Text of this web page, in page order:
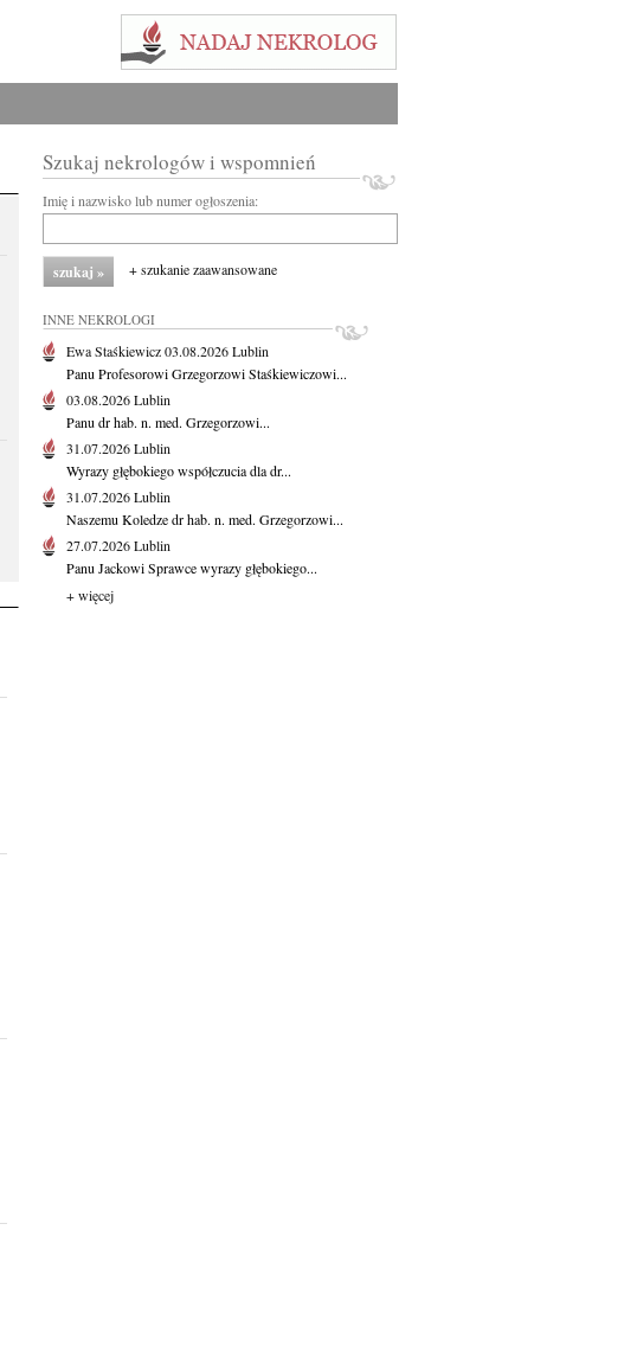
Szukaj nekrologów i wspomnień
Imię i nazwisko lub numer ogłoszenia:
+ szukanie zaawansowane
INNE NEKROLOGI
Ewa Staśkiewicz03.08.2026Lublin
Panu Profesorowi Grzegorzowi Staśkiewiczowi...
03.08.2026Lublin
Panu dr hab. n. med. Grzegorzowi...
31.07.2026Lublin
Wyrazy głębokiego współczucia dla dr...
31.07.2026Lublin
Naszemu Koledze dr hab. n. med. Grzegorzowi...
27.07.2026Lublin
Panu Jackowi Sprawce wyrazy głębokiego...
+ więcej